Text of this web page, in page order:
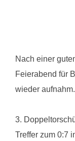
Nach einer
Feierabend für
wieder aufnahm.
3.
Treffer zum 0:7